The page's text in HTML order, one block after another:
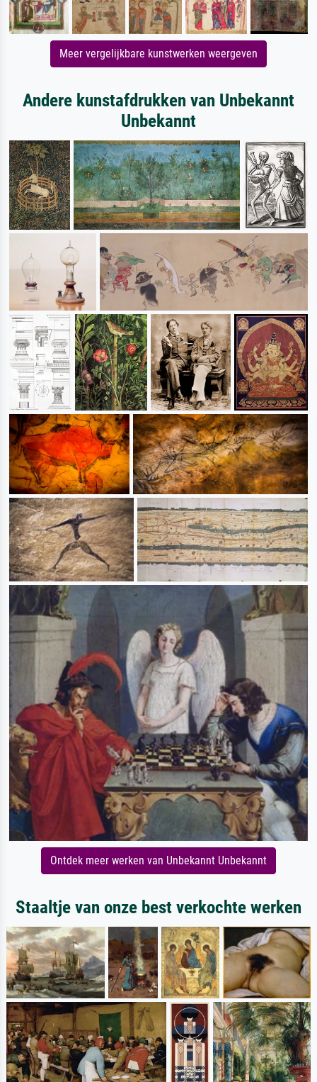
Meer vergelijkbare kunstwerken weergeven
Andere kunstafdrukken van Unbekannt
Unbekannt
Ontdek meer werken van Unbekannt Unbekannt
Staaltje van onze best verkochte werken